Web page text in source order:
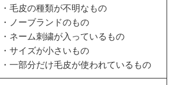
・毛皮の種類が不明なもの
・ノーブランドのもの
・ネーム刺繍が入っているもの
・サイズが小さいもの
・一部分だけ毛皮が使われているもの